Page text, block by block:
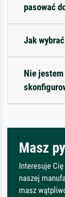
pasować
Jak
Nie
Masz
Interesuje
naszej
masz